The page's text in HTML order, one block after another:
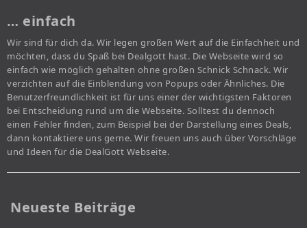
… einfach
Wir sind für dich da. Wir legen großen Wert auf die Einfachheit und
möchten, dass du Spaß bei Dealgott hast. Die Webseite wird so
einfach wie möglich gehalten ohne großen Schnick Schnack. Wir
verzichten auf die Einblendung von Popups oder Ähnliches. Die
Benutzerfreundlichkeit ist für uns einer der wichtigsten Faktoren
bei Entscheidung rund um die Webseite. Solltest du dennoch
einen Fehler finden, zum Beispiel bei der Darstellung eines Deals,
dann kontaktiere uns gerne. Wir freuen uns auch über Vorschläge
und Ideen für die DealGott Webseite.
Neueste Beiträge